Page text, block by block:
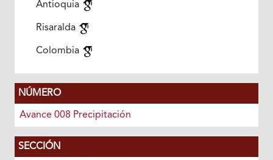
Antioquia
Risaralda
Colombia
NÚMERO
Avance 008 Precipitación
SECCIÓN